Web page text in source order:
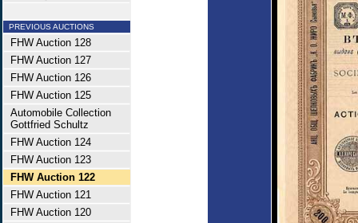
PREVIOUS AUCTIONS
FHW Auction 128
FHW Auction 127
FHW Auction 126
FHW Auction 125
Automobile Collection
Gottfried Schultz
FHW Auction 124
FHW Auction 123
FHW Auction 122
FHW Auction 121
FHW Auction 120